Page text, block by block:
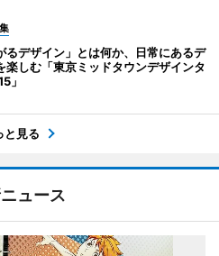
るデザイン」とは何か、日常にあるデ
楽しむ「東京ミッドタウンデザインタ
」
と見る
ュース